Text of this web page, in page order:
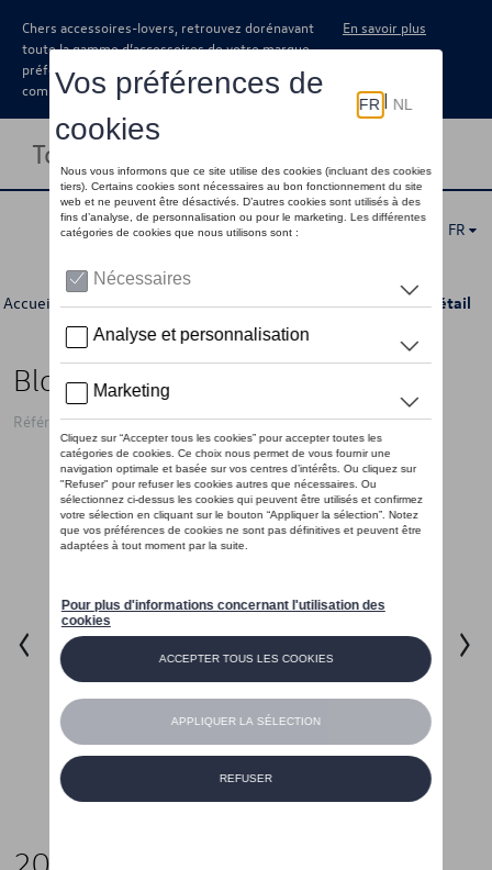
Chers accessoires-lovers, retrouvez dorénavant
toute la gamme d’accessoires de votre marque
préférée sous forme de catalogue à
commander auprès de votre concessionaire.
En savoir plus
Toggle navigation
FR
Accueil >Catalogue Volkswagen >Confort et protection > Détail
Bloc odorant
Référence: NSC007510